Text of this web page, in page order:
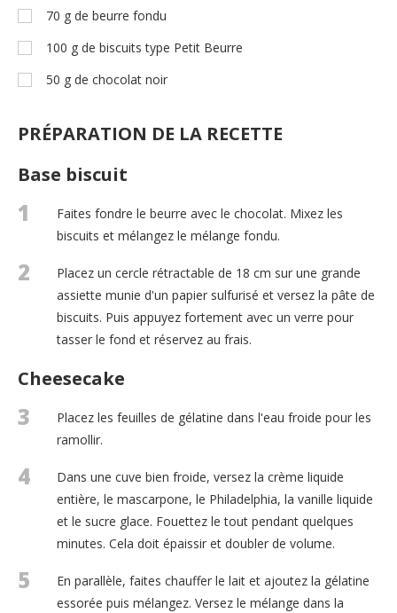
70 g de beurre fondu
100 g de biscuits type Petit Beurre
50 g de chocolat noir
PRÉPARATION DE LA RECETTE
Base biscuit
1
Faites fondre le beurre avec le chocolat. Mixez les
biscuits et mélangez le mélange fondu.
2
Placez un cercle rétractable de 18 cm sur une grande
assiette munie d'un papier sulfurisé et versez la pâte de
biscuits. Puis appuyez fortement avec un verre pour
tasser le fond et réservez au frais.
Cheesecake
3
Placez les feuilles de gélatine dans l'eau froide pour les
ramollir.
4
Dans une cuve bien froide, versez la crème liquide
entière, le mascarpone, le Philadelphia, la vanille liquide
et le sucre glace. Fouettez le tout pendant quelques
minutes. Cela doit épaissir et doubler de volume.
5
En parallèle, faites chauffer le lait et ajoutez la gélatine
essorée puis mélangez. Versez le mélange dans la